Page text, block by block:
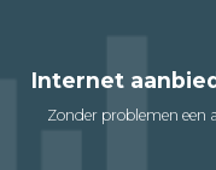
Internet
Zonder problemen een